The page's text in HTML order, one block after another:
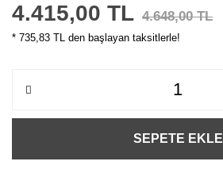
4.415,00 TL 4.648,00 TL
* 735,83 TL den başlayan taksitlerle!
SEPETE EKLE